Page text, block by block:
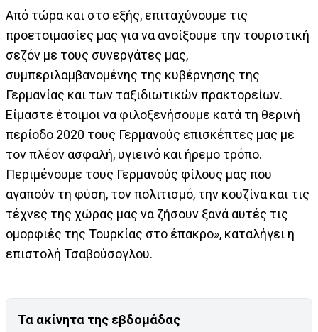
Από τώρα και στο εξής, επιταχύνουμε τις
προετοιμασίες μας για να ανοίξουμε την τουριστική
σεζόν με τους συνεργάτες μας,
συμπεριλαμβανομένης της κυβέρνησης της
Γερμανίας και των ταξιδιωτικών πρακτορείων.
Είμαστε έτοιμοι να φιλοξενήσουμε κατά τη θερινή
περίοδο 2020 τους Γερμανούς επισκέπτες μας με
τον πλέον ασφαλή, υγιεινό και ήρεμο τρόπο.
Περιμένουμε τους Γερμανούς φίλους μας που
αγαπούν τη φύση, τον πολιτισμό, την κουζίνα και τις
τέχνες της χώρας μας να ζήσουν ξανά αυτές τις
ομορφιές της Τουρκίας στο έπακρο», καταλήγει η
επιστολή Τσαβούσογλου.
Τα ακίνητα της εβδομάδας